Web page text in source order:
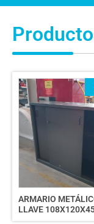
ARMARIO
LLAVE